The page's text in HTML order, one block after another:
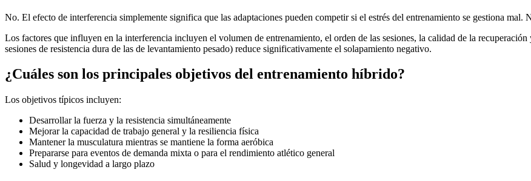
No. El efecto de interferencia simplemente significa que las adaptaciones pueden competir si el estrés del entrenamiento se gestiona mal.
Los factores que influyen en la interferencia incluyen el volumen de entrenamiento, el orden de las sesiones, la calidad de la
sesiones de resistencia dura de las de levantamiento pesado) reduce significativamente el solapamiento negativo.
¿Cuáles son los principales objetivos del entrenamiento híbrido?
Los objetivos típicos incluyen:
Desarrollar la fuerza y la resistencia simultáneamente
Mejorar la capacidad de trabajo general y la resiliencia física
Mantener la musculatura mientras se mantiene la forma aeróbica
Prepararse para eventos de demanda mixta o para el rendimiento atlético general
Salud y longevidad a largo plazo